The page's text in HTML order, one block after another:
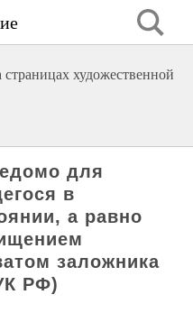
художественной
для
в
а равно
заложника
РФ)